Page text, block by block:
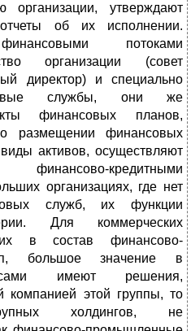
организации, утверждают
об их исполнении.
потоками
организации (совет
директор) и специально
службы, они же
финансовых планов,
размещении финансовых
активов, осуществляют
кредитными
организациях, где нет
служб, их функции
Для коммерческих
в состав финансово-
большое значение в
имеют решения,
компанией этой группы, то
холдингов, не